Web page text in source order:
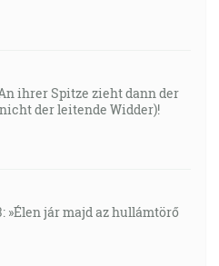
ihrer Spitze zieht dann der
der leitende Widder)!
»Élen jár majd az hullámtörő